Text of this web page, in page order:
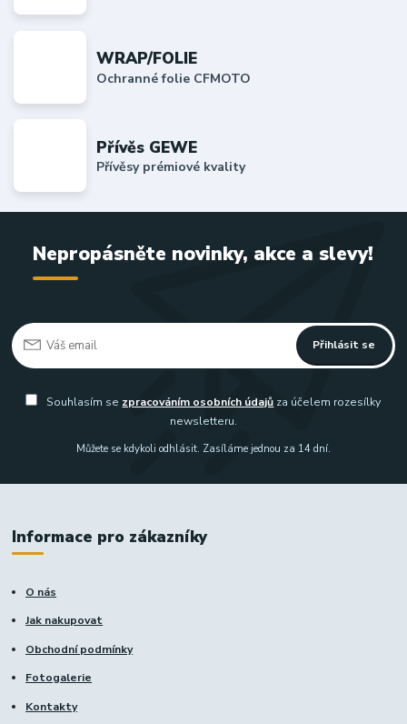
WRAP/FOLIE
Ochranné folie CFMOTO
Přívěs GEWE
Přívěsy prémiové kvality
Nepropásněte novinky, akce a slevy!
Přihlásit se
Souhlasím se zpracováním osobních údajů za účelem rozesílky
newsletteru.
Můžete se kdykoli odhlásit. Zasíláme jednou za 14 dní.
Informace pro zákazníky
O nás
Jak nakupovat
Obchodní podmínky
Fotogalerie
Kontakty